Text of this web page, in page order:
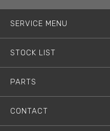
SERVICE MENU
STOCK LIST
PARTS
CONTACT